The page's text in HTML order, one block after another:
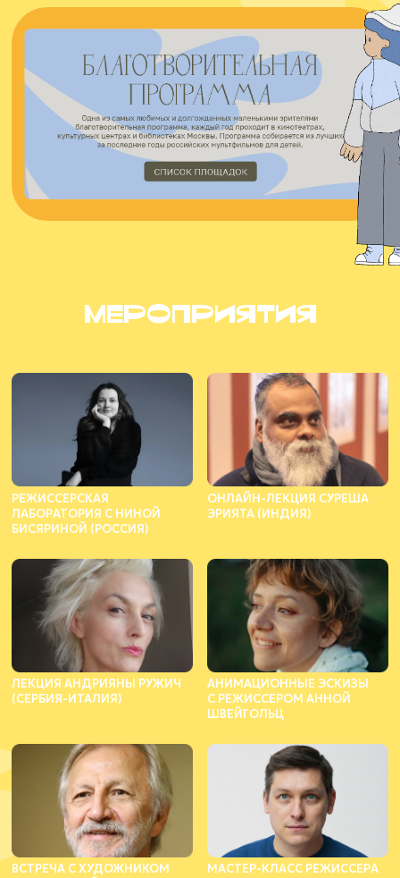
мероприятия
РЕЖИССЕРСКАЯ
ЛАБОРАТОРИЯ С НИНОЙ
БИСЯРИНОЙ (РОССИЯ)
ОНЛАЙН-ЛЕКЦИЯ СУРЕША
ЭРИЯТА (ИНДИЯ)
ЛЕКЦИЯ АНДРИЯНЫ РУЖИЧ
(СЕРБИЯ-ИТАЛИЯ)
АНИМАЦИОННЫЕ ЭСКИЗЫ
С РЕЖИССЕРОМ АННОЙ
ШВЕЙГОЛЬЦ
ВСТРЕЧА С ХУДОЖНИКОМ
МАСТЕР-КЛАСС РЕЖИССЕРА